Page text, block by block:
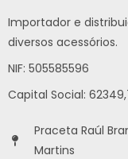
Importador e
diversos acessórios.
NIF: 505585596
Capital Social:
Praceta Raúl
Martins